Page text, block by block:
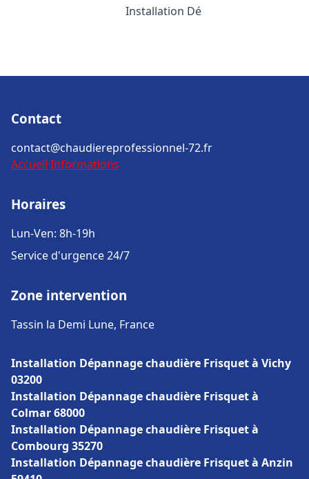
Installation Dé
Contact
contact@chaudiereprofessionnel-72.fr
Accueil Informations
Horaires
Lun-Ven: 8h-19h
Service d'urgence 24/7
Zone intervention
Tassin la Demi Lune, France
Installation Dépannage chaudière Frisquet à Vichy
03200
Installation Dépannage chaudière Frisquet à
Colmar 68000
Installation Dépannage chaudière Frisquet à
Combourg 35270
Installation Dépannage chaudière Frisquet à Anzin